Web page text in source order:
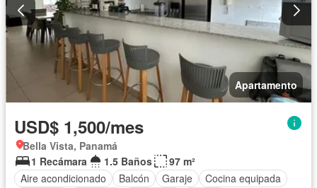
Apartamento
USD$ 1,500/mes
Bella Vista, Panamá
1 Recámara
1.5 Baños
97 m²
Aire acondicionado
Balcón Garaje
Cocina equipada